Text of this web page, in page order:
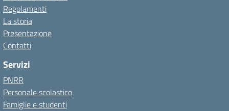
Regolamenti
La storia
Presentazione
Contatti
Servizi
PNRR
Personale scolastico
Famiglie e studenti